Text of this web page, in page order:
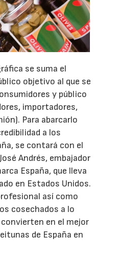
se suma el
objetivo al que se
y público
importadores,
Para abarcarlo
a los
se contará con el
Andrés, embajador
España, que lleva
en Estados Unidos.
así como
cosechados a lo
en el mejor
de España en